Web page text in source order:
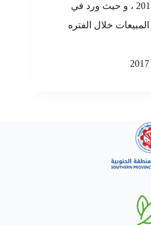
موقع تداول بتاريخ 31-07-2017 ، و حيث ورد في
خلال الفتره